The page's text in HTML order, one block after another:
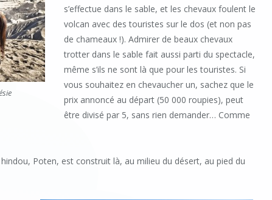
s’effectue dans le sable, et les chevaux foulent le
volcan avec des touristes sur le dos (et non pas
de chameaux !). Admirer de beaux chevaux
trotter dans le sable fait aussi parti du spectacle,
même s’ils ne sont là que pour les touristes. Si
vous souhaitez en chevaucher un, sachez que le
prix annoncé au départ (50 000 roupies), peut
être divisé par 5, sans rien demander… Comme
Poten, est construit là, au milieu du désert, au pied du